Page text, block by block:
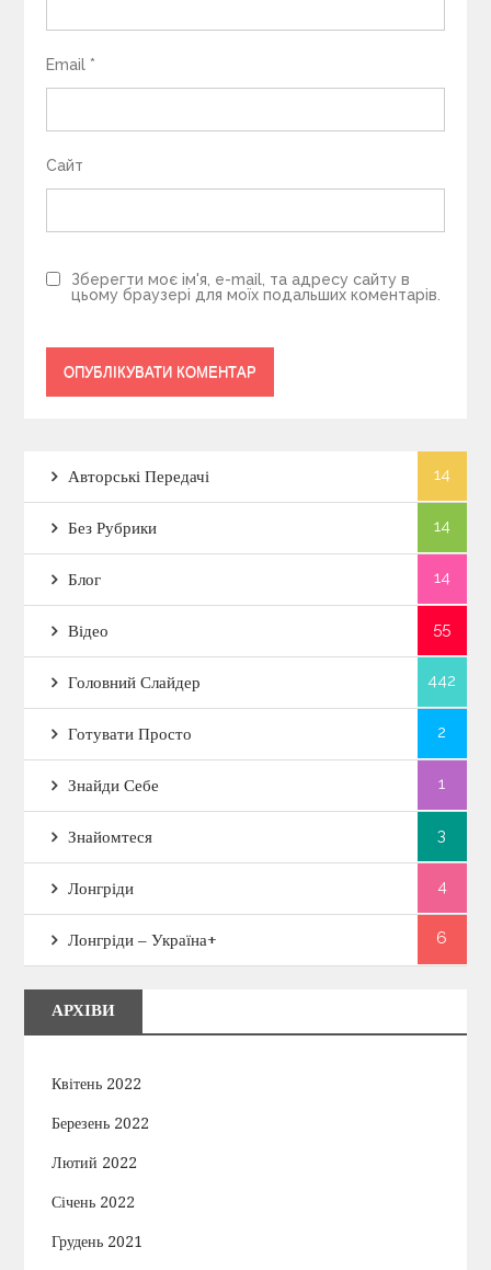
Email *
Сайт
Зберегти моє ім'я, e-mail, та адресу сайту в
цьому браузері для моїх подальших коментарів.
Авторські Передачі 14
Без Рубрики 14
Блог 14
Відео 55
Головний Слайдер 442
Готувати Просто 2
Знайди Себе 1
Знайомтеся 3
Лонгріди 4
Лонгріди – Україна+ 6
АРХІВИ
Квітень 2022
Березень 2022
Лютий 2022
Січень 2022
Грудень 2021